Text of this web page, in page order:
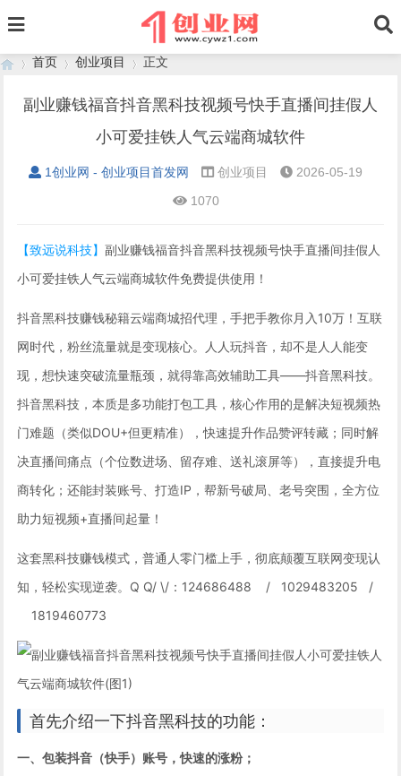
首页 创业项目
›
正文
副业赚钱福音抖音黑科技视频号快手直播间挂假人
小可爱挂铁人气云端商城软件
1创业网 - 创业项目首发网 创业项目
2026-05-19
1070
【致远说科技】副业赚钱福音抖音黑科技视频号快手直播间挂假人
小可爱挂铁人气云端商城软件免费提供使用！
抖音黑科技赚钱秘籍云端商城招代理，手把手教你月入10万！互联
网时代，粉丝流量就是变现核心。人人玩抖音，却不是人人能变
现，想快速突破流量瓶颈，就得靠高效辅助工具——抖音黑科技。
抖音黑科技，本质是多功能打包工具，核心作用的是解决短视频热
门难题（类似DOU+但更精准），快速提升作品赞评转藏；同时解
决直播间痛点（个位数进场、留存难、送礼滚屏等），直接提升电
商转化；还能封装账号、打造IP，帮新号破局、老号突围，全方位
助力短视频+直播间起量！
这套黑科技赚钱模式，普通人零门槛上手，彻底颠覆互联网变现认
知，轻松实现逆袭。Q Q/ \/：124686488 / 1029483205 /
1819460773
首先介绍一下抖音黑科技的功能：
一、包装抖音（快手）账号，快速的涨粉；